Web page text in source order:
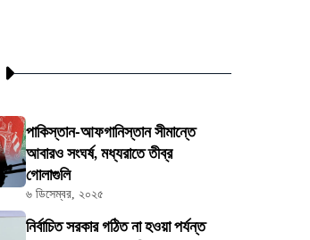
পাকিস্তান-আফগানিস্তান সীমান্তে
আবারও সংঘর্ষ, মধ্যরাতে তীব্র
গোলাগুলি
৬ ডিসেম্বর, ২০২৫
নির্বাচিত সরকার গঠিত না হওয়া পর্যন্ত